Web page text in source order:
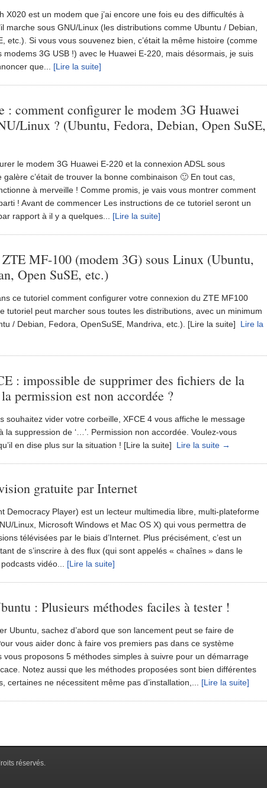
X020 est un modem que j’ai encore une fois eu des difficultés à
marche sous GNU/Linux (les distributions comme Ubuntu / Debian,
etc.). Si vous vous souvenez bien, c’était la même histoire (comme
modems 3G USB !) avec le Huawei E-220, mais désormais, je suis
que... [Lire la suite]
comment configurer le modem 3G Huawei
Linux ? (Ubuntu, Fedora, Debian, Open SuSE,
le modem 3G Huawei E-220 et la connexion ADSL sous
galère c’était de trouver la bonne combinaison 🙂 En tout cas,
à merveille ! Comme promis, je vais vous montrer comment
! Avant de commencer Les instructions de ce tutoriel seront un
rapport à il y a quelques... [Lire la suite]
MF-100 (modem 3G) sous Linux (Ubuntu,
Open SuSE, etc.)
ce tutoriel comment configurer votre connexion du ZTE MF100
tutoriel peut marcher sous toutes les distributions, avec un minimum
/ Debian, Fedora, OpenSuSE, Mandriva, etc.). [Lire la suite] Lire la
: impossible de supprimer des fichiers de la
permission est non accordée ?
souhaitez vider votre corbeille, XFCE 4 vous affiche le message
la suppression de ‘…’. Permission non accordée. Voulez-vous
en dise plus sur la situation ! [Lire la suite] Lire la suite →
gratuite par Internet
Democracy Player) est un lecteur multimedia libre, multi-plateforme
Linux, Microsoft Windows et Mac OS X) qui vous permettra de
télévisées par le biais d’Internet. Plus précisément, c’est un
de s’inscrire à des flux (qui sont appelés « chaînes » dans le
vidéo... [Lire la suite]
: Plusieurs méthodes faciles à tester !
Ubuntu, sachez d’abord que son lancement peut se faire de
vous aider donc à faire vos premiers pas dans ce système
vous proposons 5 méthodes simples à suivre pour un démarrage
Notez aussi que les méthodes proposées sont bien différentes
certaines ne nécessitent même pas d’installation,... [Lire la suite]
réservés.